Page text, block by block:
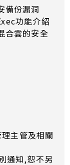
份漏洞
功能介紹
雲的安全
主管及相關
通知,恕不另